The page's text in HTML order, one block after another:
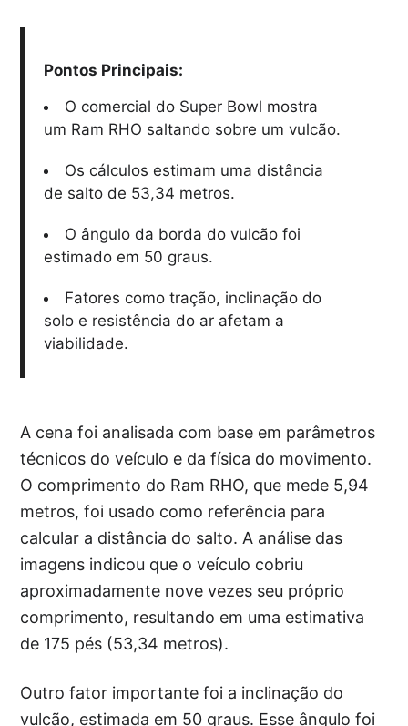
Pontos Principais:
O comercial do Super Bowl mostra
um Ram RHO saltando sobre um vulcão.
Os cálculos estimam uma distância
de salto de 53,34 metros.
O ângulo da borda do vulcão foi
estimado em 50 graus.
Fatores como tração, inclinação do
solo e resistência do ar afetam a
viabilidade.
A cena foi analisada com base em parâmetros
técnicos do veículo e da física do movimento.
O comprimento do Ram RHO, que mede 5,94
metros, foi usado como referência para
calcular a distância do salto. A análise das
imagens indicou que o veículo cobriu
aproximadamente nove vezes seu próprio
comprimento, resultando em uma estimativa
de 175 pés (53,34 metros).
Outro fator importante foi a inclinação do
vulcão, estimada em 50 graus. Esse ângulo foi